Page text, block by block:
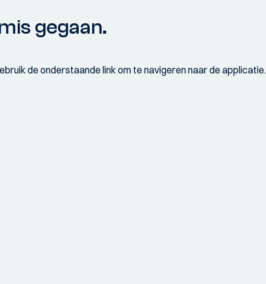
gegaan.
de onderstaande link om te navigeren naar de applicatie.